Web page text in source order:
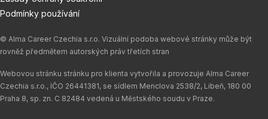
Podmínky používání
© Alma Career Czechia s.r.o. Vizuální podoba webové stránky může být
rovněž předmětem autorských práv třetích stran
Webovou stránku stránku pro klienta vytvořila a provozuje Alma Career
Czechia s.r.o., IČO 26441381, se sídlem Menclova 2538/2, Libeň, 180 00
Praha 8, sp. zn. C 82484 vedená u Městského soudu v Praze.